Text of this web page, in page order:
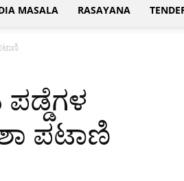
MASALA RASAYANA
ಪಟಾಣಿ